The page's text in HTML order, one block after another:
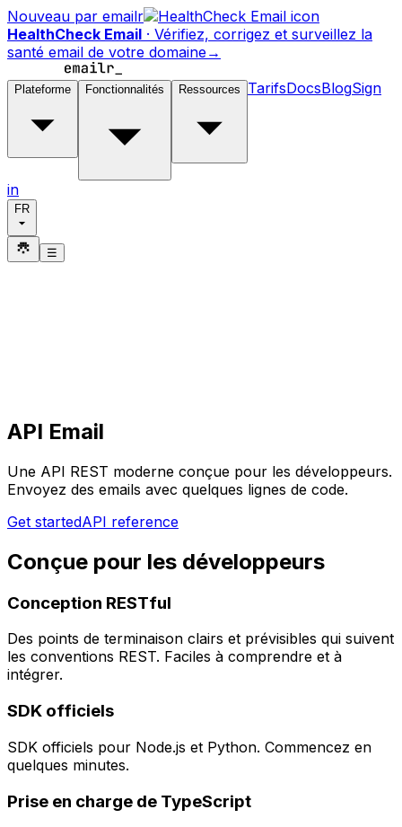
Nouveau par emailr
HealthCheck Email · Vérifiez, corrigez et surveillez la
santé email de votre domaine→
Plateforme Fonctionnalités Ressources TarifsDocsBlogSign
in
FR
☰
API Email
Une API REST moderne conçue pour les développeurs.
Envoyez des emails avec quelques lignes de code.
Get startedAPI reference
Conçue pour les développeurs
Conception RESTful
Des points de terminaison clairs et prévisibles qui suivent
les conventions REST. Faciles à comprendre et à
intégrer.
SDK officiels
SDK officiels pour Node.js et Python. Commencez en
quelques minutes.
Prise en charge de TypeScript